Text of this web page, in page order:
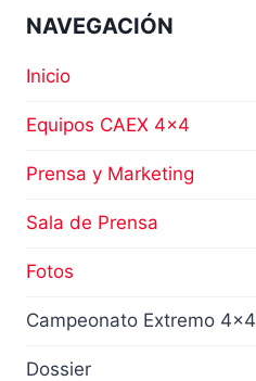
NAVEGACIÓN
Inicio
Equipos CAEX 4×4
Prensa y Marketing
Sala de Prensa
Fotos
Campeonato Extremo 4×4
Dossier